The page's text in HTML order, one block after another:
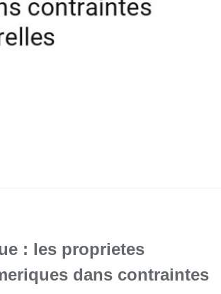
: les proprietes
dans contraintes